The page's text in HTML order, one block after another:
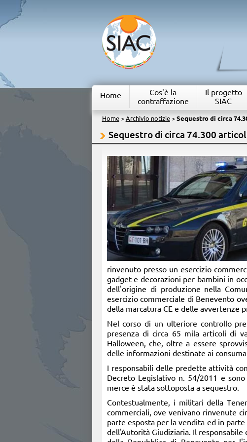
Home
Cos'è la
contraffazione
Il progetto
SIAC
Home> Archivio notizie> Sequestro di circa
Sequestro di circa 74.300
rinvenuto presso un esercizio
gadget e decorazioni per bambini in
dell'origine di produzione nella
esercizio commerciale di Benevento
della marcatura CE e delle avvertenze
Nel corso di un ulteriore controllo
presenza di circa 65 mila articoli di
Halloween, che, oltre a essere
delle informazioni destinate ai
I responsabili delle predette attività
Decreto Legislativo n. 54/2011 e
merce è stata sottoposta a sequestro.
Contestualmente, i militari della
commerciali, ove venivano rinvenute
parte esposta per la vendita ed in
dell'Autorità Giudiziaria. Il